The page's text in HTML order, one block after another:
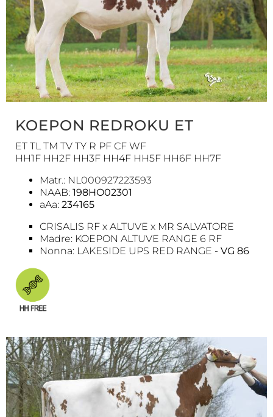
KOEPON REDROKU ET
ET TL TM TV TY R PF CF WF
HH1F HH2F HH3F HH4F HH5F HH6F HH7F
Matr.: NL000927223593
NAAB: 198HO02301
aAa: 234165
CRISALIS RF x ALTUVE x MR SALVATORE
Madre: KOEPON ALTUVE RANGE 6 RF
Nonna: LAKESIDE UPS RED RANGE - VG 86